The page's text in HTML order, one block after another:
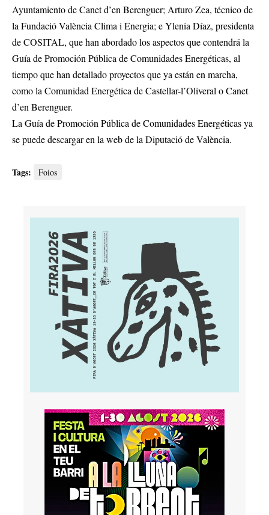
Ayuntamiento de Canet d’en Berenguer; Arturo Zea, técnico de
la Fundació València Clima i Energia; e Ylenia Díaz, presidenta
de COSITAL, que han abordado los aspectos que contendrá la
Guía de Promoción Pública de Comunidades Energéticas, al
tiempo que han detallado proyectos que ya están en marcha,
como la Comunidad Energética de Castellar-l’Oliveral o Canet
d’en Berenguer.
La Guía de Promoción Pública de Comunidades Energéticas ya
se puede descargar en la web de la Diputació de València.
Tags: Foios